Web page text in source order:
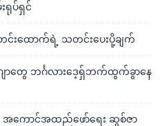
ရုပ်ရှင်
င်းထောက်ရဲ့ သတင်းပေးပို့ချက်
ဂျာတွေ ဘင်္ဂလားဒေ့ရှ်ဘက်ထွက်ခွာနေ
အကောင်အထည်ဖော်ရေး ဆွစ်ဇာ